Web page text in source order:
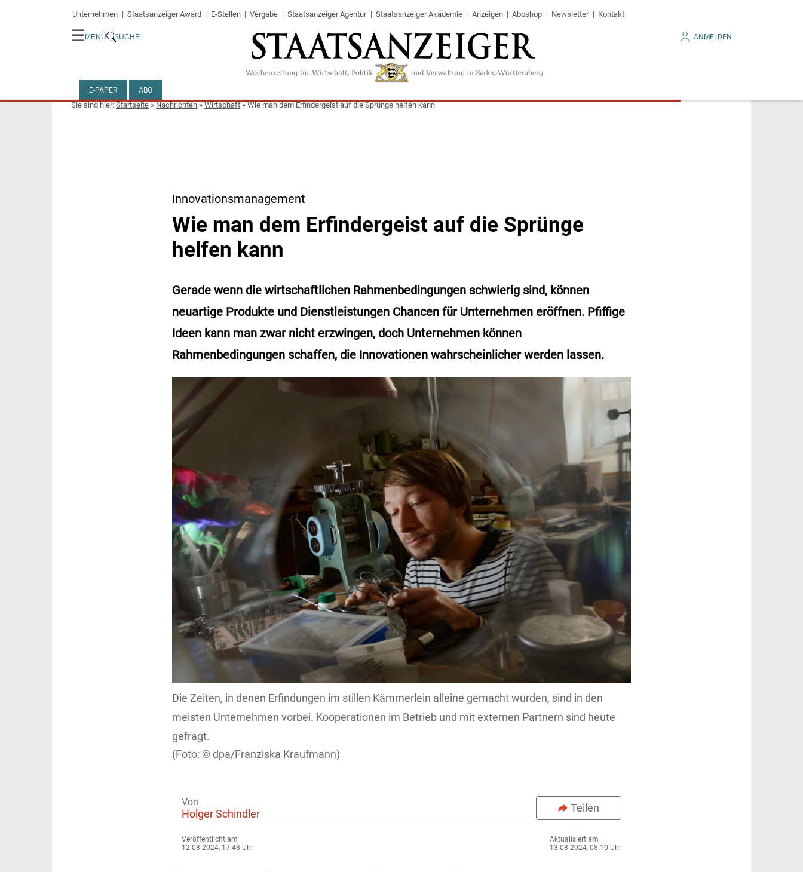
Unternehmen Staatsanzeiger Award E-Stellen Vergabe Staatsanzeiger Agentur Staatsanzeiger Akademie Anzeigen Aboshop Newsletter Kontakt
☰ MENÜ SUCHE ANMELDEN
E-PAPER ABO
Startseite»Nachrichten»Wirtschaft»Wie man dem Erfindergeist auf die Sprünge helfen kann
Innovationsmanagement
Wie man dem Erfindergeist auf die Sprünge
helfen kann
Gerade wenn die wirtschaftlichen Rahmenbedingungen schwierig sind, können
neuartige Produkte und Dienstleistungen Chancen für Unternehmen eröffnen. Pfiffige
Ideen kann man zwar nicht erzwingen, doch Unternehmen können
Rahmenbedingungen schaffen, die Innovationen wahrscheinlicher werden lassen.
Die Zeiten, in denen Erfindungen im stillen Kämmerlein alleine gemacht wurden, sind in den
meisten Unternehmen vorbei. Kooperationen im Betrieb und mit externen Partnern sind heute
gefragt.
dpa/Franziska Kraufmann)
Von
Holger Schindler Teilen
Veröffentlicht am
12.08.2024, 17:48 Uhr
Aktualisiert am
13.08.2024, 08:10 Uhr